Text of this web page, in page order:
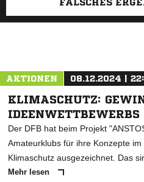
FALSCHES
AKTIONEN 08.12.2024 |
KLIMASCHUTZ:
IDEENWETTBEWERBS
Der DFB hat beim Projekt
Amateurklubs für ihre Konzepte
Klimaschutz ausgezeichnet. Das
Mehr lesen